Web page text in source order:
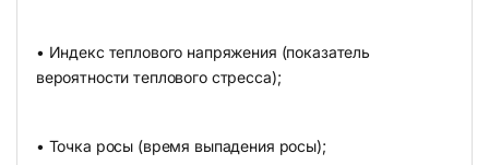
• Индекс теплового напряжения (показатель
вероятности теплового стресса);
• Точка росы (время выпадения росы);